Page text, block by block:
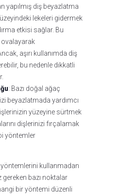
yapılmış diş beyazlatma
lekeleri gidermek
etkisi sağlar. Bu
ovalayarak
aşırı kullanımda diş
bu nedenle dikkatli
: Bazı doğal ağaç
beyazlatmada yardımcı
yüzeyine sürtmek
dişlerinizi fırçalamak
yöntemler
kullanmadan
gereken bazı noktalar
bir yöntemi düzenli